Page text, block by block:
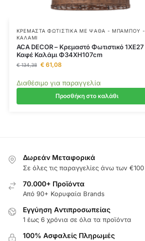
ΚΡΕΜΑΣΤΆ ΦΩΤΙΣΤΙΚΆ ΜΕ ΨΆΘΑ - ΜΠΑΜΠΟΎ -
ΚΑΛΆΜΙ
ACA DECOR – Κρεμαστό Φωτιστικό 1ΧΕ27
Καφέ Καλάμι Φ34ΧΗ107cm
€134,38 €61,08
Διαθέσιμο για παραγγελία
Προσθήκη στο καλάθι
Δωρεάν Μεταφορικά
Σε όλες τις παραγγελίες άνω των €100
70.000+ Προϊόντα
Από 90+ Κορυφαία Brands
Εγγύηση Aντιπροσωπείας
1 έως 6 χρόνια σε όλα τα προϊόντα
100% Ασφαλείς Πληρωμές